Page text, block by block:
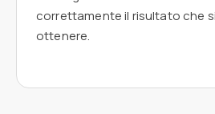
correttamente il risultato che
ottenere.